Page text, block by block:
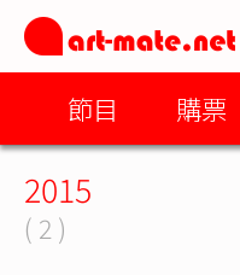
節目 購票
2015
( 2 )